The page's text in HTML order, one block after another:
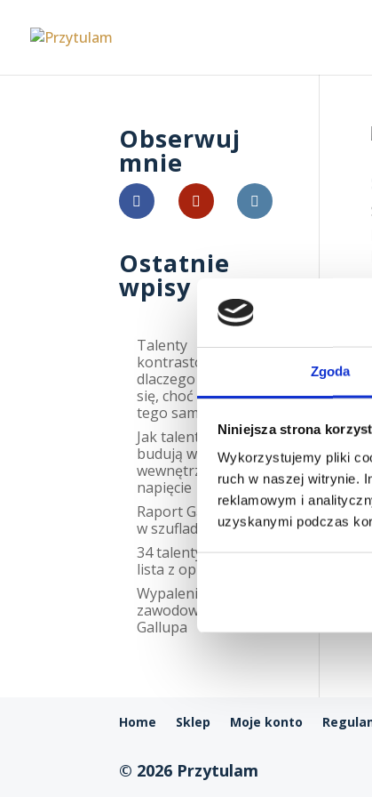
Zgoda
Niniejsza strona
Wykorzystujemy pliki
ruch w naszej witrynie.
reklamowym i
uzyskanymi podczas
Obserwuj
mnie
Ostatnie
wpisy
Talenty
kontrastowe:
dlaczego kłócimy
się, choć chcemy
tego samego?
Jak talenty Gallupa
budują w nas
wewnętrzne
napięcie
Raport Gallupa
w szufladzie
34 talenty Gallupa –
lista z opisami
Wypalenie
zawodowe talenty
Gallupa
Home Sklep Moje konto
© 2026 Przytulam